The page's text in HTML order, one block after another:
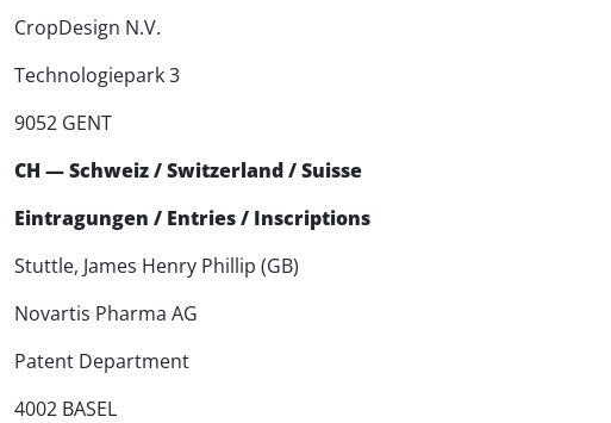
CropDesign N.V.
Technologiepark 3
9052 GENT
CH — Schweiz / Switzerland / Suisse
Eintragungen / Entries / Inscriptions
Stuttle, James Henry Phillip (GB)
Novartis Pharma AG
Patent Department
4002 BASEL